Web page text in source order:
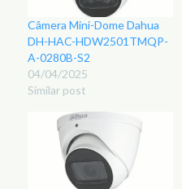
Câmera Mini-Dome Dahua
DH-HAC-HDW2501TMQP-
A-0280B-S2
04/04/2025
Similar post